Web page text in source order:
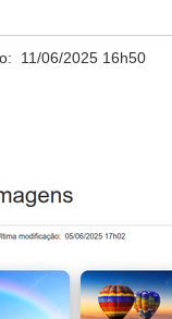
11/06/2025 16h50